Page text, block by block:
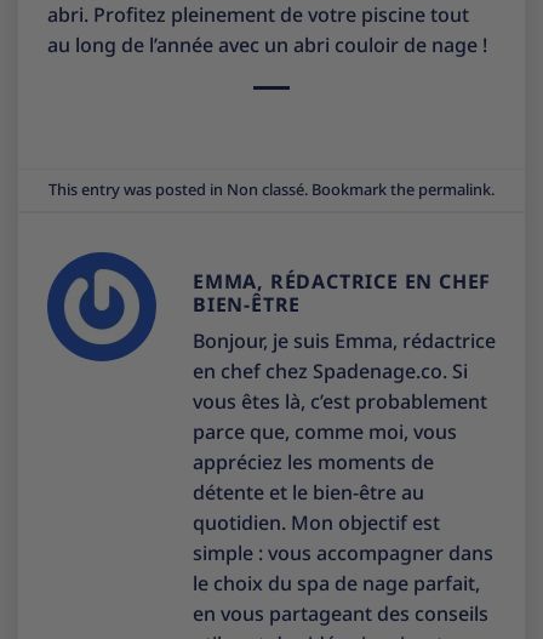
abri. Profitez pleinement de votre piscine tout
au long de l’année avec un abri couloir de nage !
This entry was posted in Non classé. Bookmark the permalink.
EMMA, RÉDACTRICE EN CHEF
BIEN-ÊTRE
Bonjour, je suis Emma, rédactrice
en chef chez Spadenage.co. Si
vous êtes là, c’est probablement
parce que, comme moi, vous
appréciez les moments de
détente et le bien-être au
quotidien. Mon objectif est
simple : vous accompagner dans
le choix du spa de nage parfait,
en vous partageant des conseils